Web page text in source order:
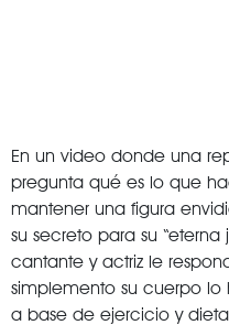
En un video donde una
pregunta qué es lo que
mantener una figura
su secreto para su “eterna
cantante y actriz le
simplemento su cuerpo
a base de ejercicio y